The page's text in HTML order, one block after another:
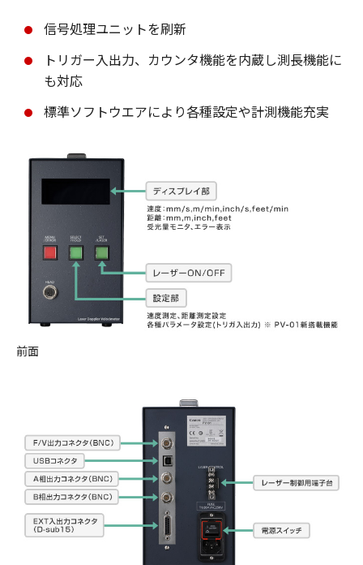
信号処理ユニットを刷新
トリガー入出力、カウンタ機能を内蔵し測長機能に
も対応
標準ソフトウエアにより各種設定や計測機能充実
前面